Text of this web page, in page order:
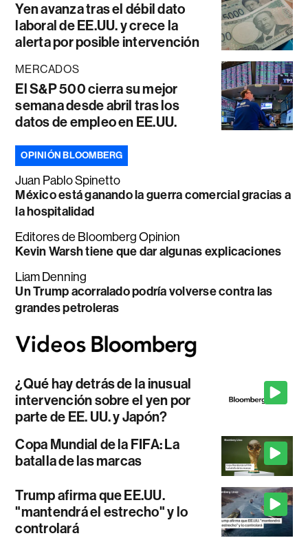
Yen avanza tras el débil dato
laboral de EE.UU. y crece la
alerta por posible intervención
MERCADOS
El S&P 500 cierra su mejor
semana desde abril tras los
datos de empleo en EE.UU.
OPINIÓN BLOOMBERG
Juan Pablo Spinetto
México está ganando la guerra comercial gracias a
la hospitalidad
Editores de Bloomberg Opinion
Kevin Warsh tiene que dar algunas explicaciones
Liam Denning
Un Trump acorralado podría volverse contra las
grandes petroleras
¿Qué hay detrás de la inusual
intervención sobre el yen por
parte de EE. UU. y Japón?
Copa Mundial de la FIFA: La
batalla de las marcas
Trump afirma que EE.UU.
"mantendrá el estrecho" y lo
controlará